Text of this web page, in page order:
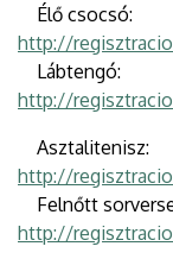
Élő csocsó:
http://
Lábtengó:
http://
Asztalitenisz:
http://
Felnőtt
http://